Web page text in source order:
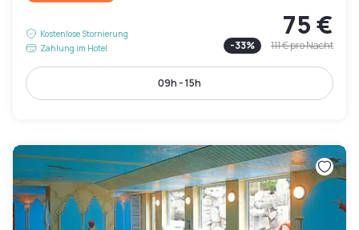
Kostenlose Stornierung
Zahlung im Hotel
75 €
-33% 111 €pro Nacht
09h - 15h